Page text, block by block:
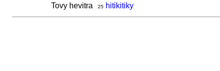
Tovy hevitra
25 hitikitiky